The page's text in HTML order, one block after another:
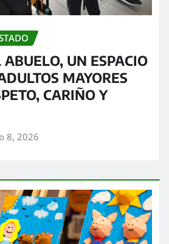
UN ESPACIO
MAYORES
CARIÑO Y
8, 2026